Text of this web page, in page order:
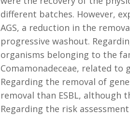
different batches. However,
AGS, a reduction in the
progressive washout.
organisms belonging to the
Comamonadeceae, related
Regarding the removal of
removal than ESBL,
Regarding the risk